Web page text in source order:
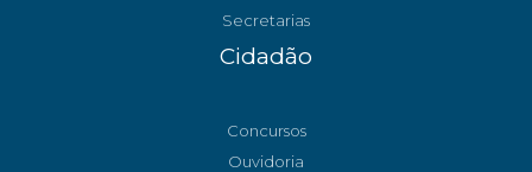
Secretarias
Cidadão
Concursos
Ouvidoria